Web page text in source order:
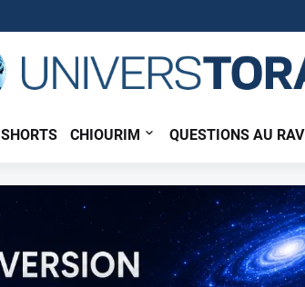
SHORTS CHIOURIM QUESTIONS AU RAV